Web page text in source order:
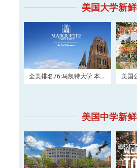
美国大学新
全美排名76:马凯特大学 本科
美国
美国中学新